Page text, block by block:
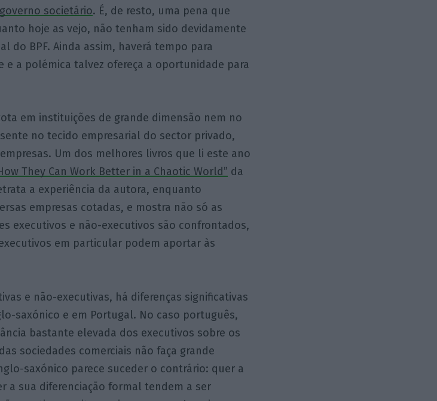
governo societário. É, de resto, uma pena que
hoje as vejo, não tenham sido devidamente
do BPF. Ainda assim, haverá tempo para
a polémica talvez ofereça a oportunidade para
em instituições de grande dimensão nem no
no tecido empresarial do sector privado,
Um dos melhores livros que li este ano
They Can Work Better in a Chaotic World” da
a experiência da autora, enquanto
empresas cotadas, e mostra não só as
executivos e não-executivos são confrontados,
em particular podem aportar às
e não-executivas, há diferenças significativas
saxónico e em Portugal. No caso português,
bastante elevada dos executivos sobre os
sociedades comerciais não faça grande
saxónico parece suceder o contrário: quer a
a sua diferenciação formal tendem a ser